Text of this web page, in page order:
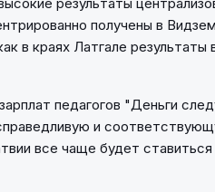
получены в
в краях Латгале
педагогов "Деньги
и
все чаще будет